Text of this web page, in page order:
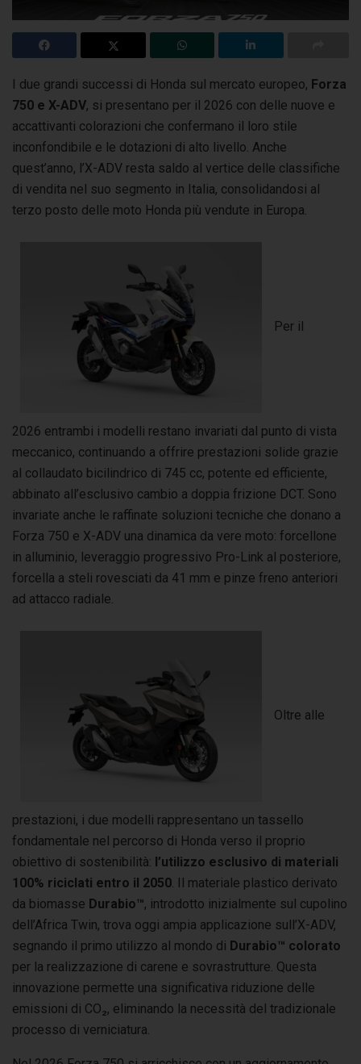
I due grandi successi di Honda sul mercato europeo, Forza
750 e X-ADV, si presentano per il 2026 con delle nuove e
accattivanti colorazioni che confermano il loro stile
inconfondibile e le dotazioni di alto livello. Anche
quest’anno, l’X-ADV resta saldo al vertice delle classifiche
di vendita nel suo segmento in Italia, consolidandosi al
terzo posto delle moto Honda più vendute in Europa.
Per il
2026 entrambi i modelli restano invariati dal punto di vista
meccanico, continuando a offrire prestazioni solide grazie
al collaudato bicilindrico di 745 cc, potente ed efficiente,
abbinato all’esclusivo cambio a doppia frizione DCT. Sono
invariate anche le raffinate soluzioni tecniche che donano a
Forza 750 e X-ADV una dinamica da vere moto: forcellone
in alluminio, leveraggio progressivo Pro-Link al posteriore,
forcella a steli rovesciati da 41 mm e pinze freno anteriori
ad attacco radiale.
Oltre alle
prestazioni, i due modelli rappresentano un tassello
fondamentale nel percorso di Honda verso il proprio
obiettivo di sostenibilità: l’utilizzo esclusivo di materiali
100% riciclati entro il 2050 . Il materiale plastico derivato
da biomasse Durabio™, introdotto inizialmente sul cupolino
dell’Africa Twin, trova oggi ampia applicazione sull’X-ADV,
segnando il primo utilizzo al mondo di Durabio™ colorato
per la realizzazione di carene e sovrastrutture. Questa
innovazione permette una significativa riduzione delle
emissioni di CO₂, eliminando la necessità del tradizionale
processo di verniciatura.